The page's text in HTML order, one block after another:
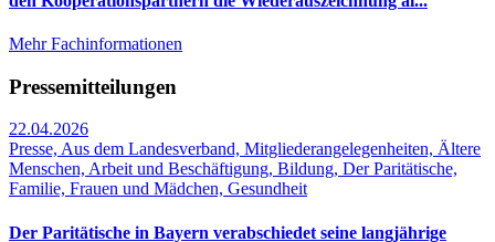
Mehr Fachinformationen
Pressemitteilungen
22.04.2026
Presse, Aus dem Landesverband, Mitgliederangelegenheiten, Ältere
Menschen, Arbeit und Beschäftigung, Bildung, Der Paritätische,
Familie, Frauen und Mädchen, Gesundheit
Der Paritätische in Bayern verabschiedet seine langjährige